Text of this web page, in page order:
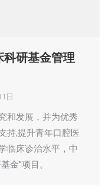
研基金管理
日
和发展，并为优秀
持,提升青年口腔医
临床诊治水平，中
金”项目。